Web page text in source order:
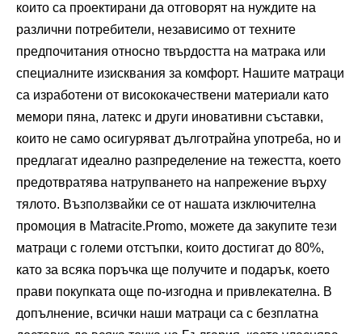
които са проектирани да отговорят на нуждите на
различни потребители, независимо от техните
предпочитания относно твърдостта на матрака или
специалните изисквания за комфорт. Нашите матраци
са изработени от висококачествени материали като
мемори пяна, латекс и други иновативни съставки,
които не само осигуряват дълготрайна употреба, но и
предлагат идеално разпределение на тежестта, което
предотвратява натрупването на напрежение върху
тялото. Възползвайки се от нашата изключителна
промоция в Matracite.Promo, можете да закупите тези
матраци с големи отстъпки, които достигат до 80%,
като за всяка поръчка ще получите и подарък, което
прави покупката още по-изгодна и привлекателна. В
допълнение, всички наши матраци са с безплатна